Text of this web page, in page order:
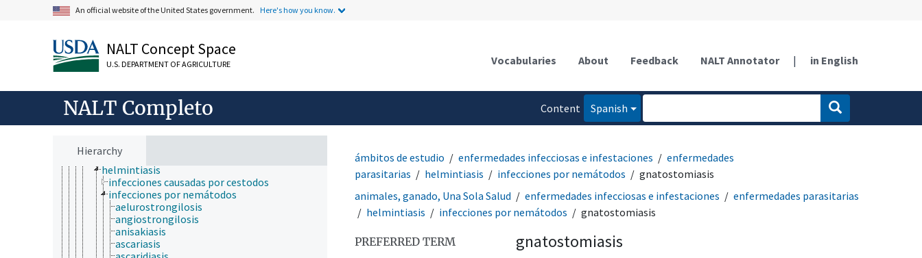
An official website of the United States government. Here's how you know.
NALT Concept Space
U.S. DEPARTMENT OF AGRICULTURE Vocabularies About Feedback NALT Annotator | in English
NALT Completo
Content
Spanish
Hierarchy
enfermedades endocrinas
enfermedades humanas
enfermedades iatrogénicas
enfermedades idiopáticas
enfermedades infecciosas
enfermedades parasitarias
coccidiosis
criptosporidiosis
enfermedad del torneo
helmintiasis
infecciones causadas por cestodos
infecciones por nemátodos
aelurostrongilosis
angiostrongilosis
anisakiasis
ascariasis
ámbitos de estudio enfermedades infecciosas e infestaciones
enfermedades
parasitarias
helmintiasis infecciones por nemátodos
gnatostomiasis
animales, ganado, Una Sola Salud
enfermedades infecciosas e infestaciones
enfermedades parasitarias
helmintiasis
infecciones por nemátodos gnatostomiasis
PREFERRED TERM gnatostomiasis